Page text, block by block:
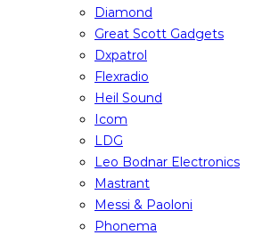
Diamond
Great Scott Gadgets
Dxpatrol
Flexradio
Heil Sound
Icom
LDG
Leo Bodnar Electronics
Mastrant
Messi & Paoloni
Phonema